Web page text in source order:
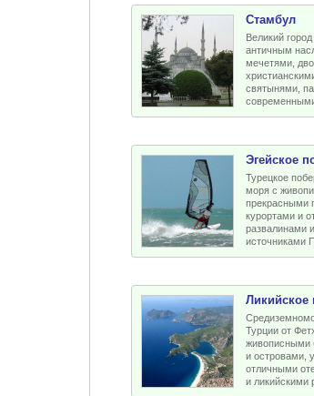
Стамбул
Великий
античным
мечетями,
святынями,
Эгейское
Турецкое
моря с
прекрасными
курортами и
развалинами
источниками
Ликийское
Турции от
живописными
и островами,
отличными
и ликийскими